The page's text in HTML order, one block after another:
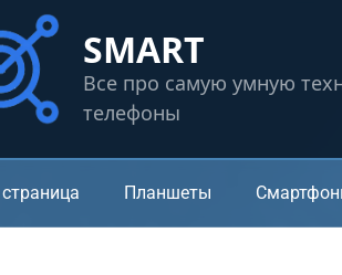
SMART
Все про самую умную
телефоны
Планшеты